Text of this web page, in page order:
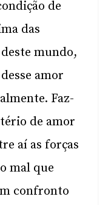
de
das
mundo,
amor
Faz-
de amor
aí as forças
mal que
confronto